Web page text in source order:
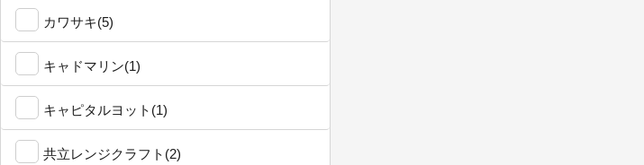
カワサキ(5)
キャドマリン(1)
キャピタルヨット(1)
共立レンジクラフト(2)